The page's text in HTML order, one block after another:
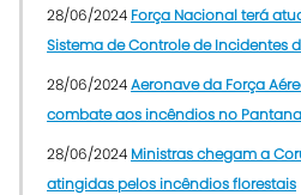
28/06/2024 Força Nacional terá
Sistema de Controle de Incidentes
28/06/2024Aeronave da Força
combate aos incêndios no
28/06/2024 Ministras chegam a
atingidas pelos incêndios florestais